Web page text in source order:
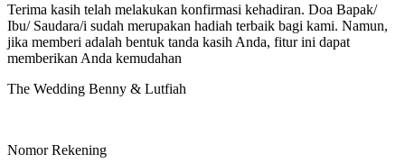
Terima kasih telah melakukan konfirmasi kehadiran. Doa Bapak/
Ibu/ Saudara/i sudah merupakan hadiah terbaik bagi kami. Namun,
jika memberi adalah bentuk tanda kasih Anda, fitur ini dapat
memberikan Anda kemudahan
The Wedding Benny & Lutfiah
Nomor Rekening